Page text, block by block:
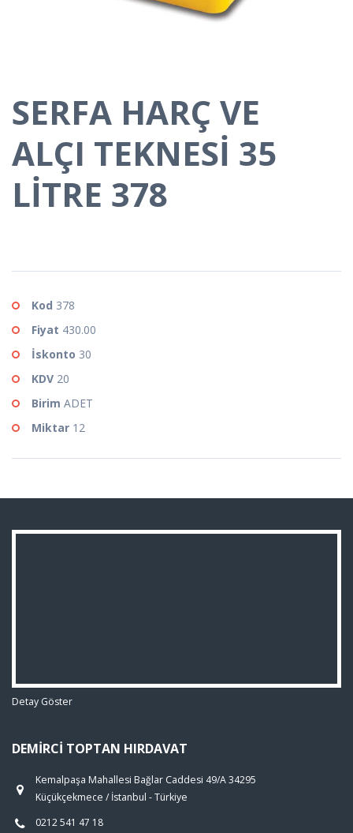
SERFA HARÇ VE
ALÇI TEKNESİ 35
LİTRE 378
Kod 378
Fiyat 430.00
İskonto 30
KDV 20
Birim ADET
Miktar 12
Detay Göster
DEMIRCI TOPTAN HIRDAVAT
Kemalpaşa Mahallesi Bağlar Caddesi 49/A 34295
Küçükçekmece / İstanbul - Türkiye
0212 541 47 18